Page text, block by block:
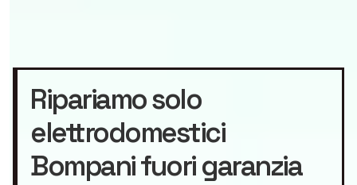
Ripariamo solo
elettrodomestici
Bompani fuori garanzia